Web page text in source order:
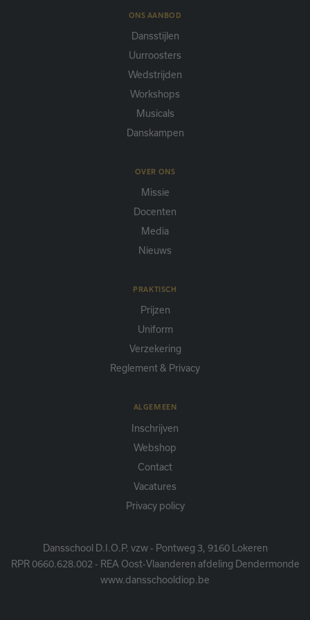
ONS AANBOD
Dansstijlen
Uurroosters
Wedstrijden
Workshops
Musicals
Danskampen
OVER ONS
Missie
Docenten
Media
Nieuws
PRAKTISCH
Prijzen
Uniform
Verzekering
Reglement & Privacy
ALGEMEEN
Inschrijven
Webshop
Contact
Vacatures
Privacy policy
Dansschool D.I.O.P. vzw - Pontweg 3, 9160 Lokeren
RPR 0660.628.002 - REA Oost-Vlaanderen afdeling Dendermonde
www.dansschooldiop.be